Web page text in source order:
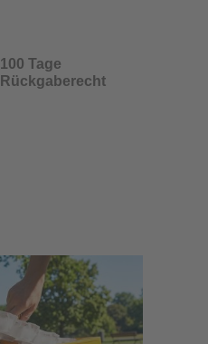
100 Tage
Rückgaberecht